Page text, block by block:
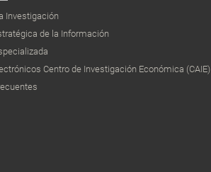
Investigación
de la Información
Centro de Investigación Económica (CAIE)